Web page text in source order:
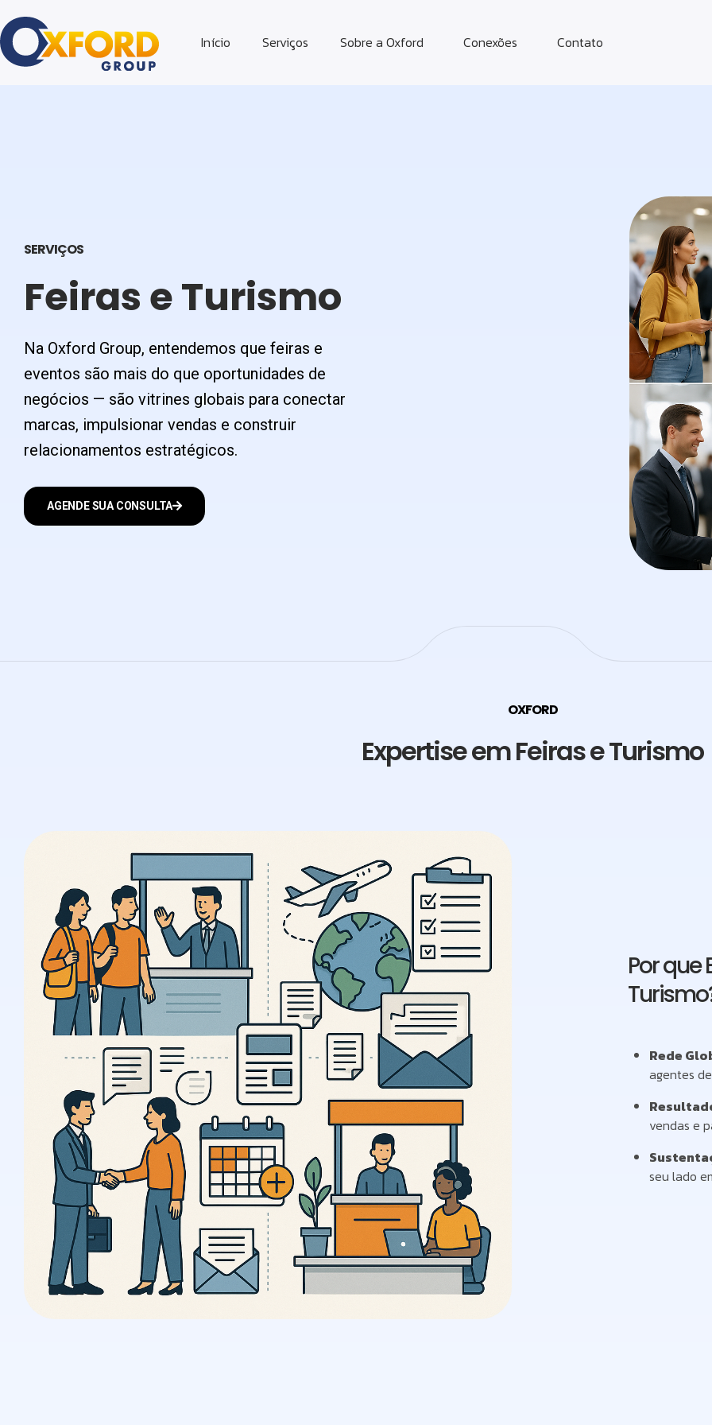
Início Serviços Sobre a Oxford Conexões Contato
SERVIÇOS
Feiras e Turismo
Na Oxford Group, entendemos que feiras e
eventos são mais do que oportunidades de
negócios — são vitrines globais para conectar
marcas, impulsionar vendas e construir
relacionamentos estratégicos.
AGENDE SUA CONSULTA
OXFORD
Expertise em Feiras e Turismo
Por que
Rede
agentes
vendas e
seu lado